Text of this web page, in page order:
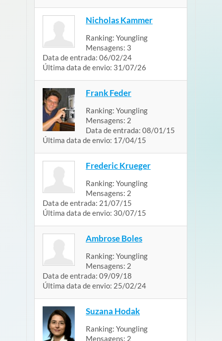
Nicholas Kammer
Ranking: Youngling
Mensagens: 3
Data de entrada: 06/02/24
Última data de envio: 31/07/26
Frank Feder
Ranking: Youngling
Mensagens: 2
Data de entrada: 08/01/15
Última data de envio: 17/04/15
Frederic Krueger
Ranking: Youngling
Mensagens: 2
Data de entrada: 21/07/15
Última data de envio: 30/07/15
Ambrose Boles
Ranking: Youngling
Mensagens: 2
Data de entrada: 09/09/18
Última data de envio: 25/02/24
Suzana Hodak
Ranking: Youngling
Mensagens: 2